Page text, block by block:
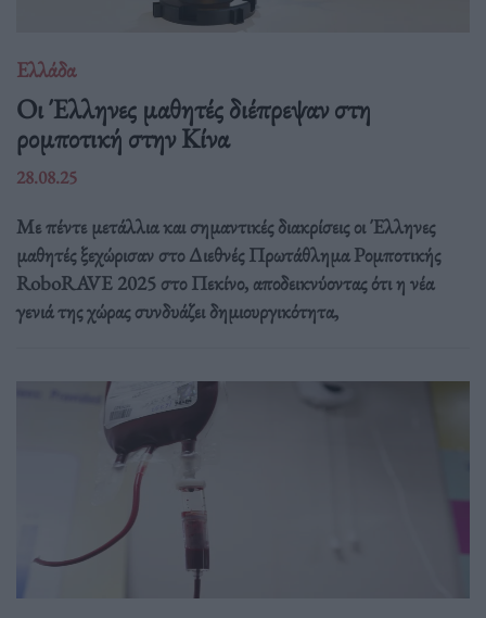
Ελλάδα
Οι Έλληνες μαθητές διέπρεψαν στη
ρομποτική στην Κίνα
28.08.25
Με πέντε μετάλλια και σημαντικές διακρίσεις οι Έλληνες
μαθητές ξεχώρισαν στο Διεθνές Πρωτάθλημα Ρομποτικής
RoboRAVE 2025 στο Πεκίνο, αποδεικνύοντας ότι η νέα
γενιά της χώρας συνδυάζει δημιουργικότητα,